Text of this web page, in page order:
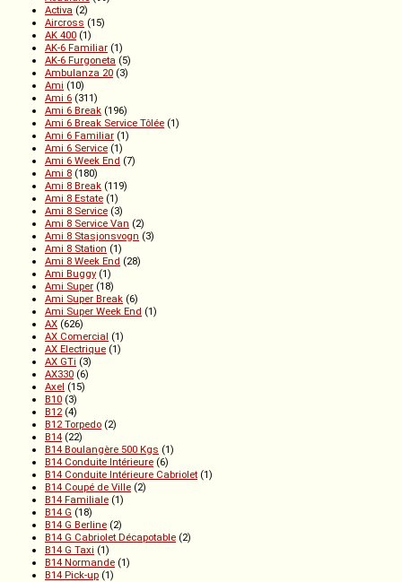
Activa (2)
Aircross (15)
AK 400 (1)
AK-6 Familiar (1)
AK-6 Furgoneta (5)
Ambulanza 20 (3)
Ami (10)
Ami 6 (311)
Ami 6 Break (196)
Ami 6 Break Service Tôlée (1)
Ami 6 Familiar (1)
Ami 6 Service (1)
Ami 6 Week End (7)
Ami 8 (180)
Ami 8 Break (119)
Ami 8 Estate (1)
Ami 8 Service (3)
Ami 8 Service Van (2)
Ami 8 Stasjonsvogn (3)
Ami 8 Station (1)
Ami 8 Week End (28)
Ami Buggy (1)
Ami Super (18)
Ami Super Break (6)
Ami Super Week End (1)
AX (626)
AX Comercial (1)
AX Electrique (1)
AX GTi (3)
AX330 (6)
Axel (15)
B10 (3)
B12 (4)
B12 Torpedo (2)
B14 (22)
B14 Boulangère 500 Kgs (1)
B14 Conduite Intérieure (6)
B14 Conduite Intérieure Cabriolet (1)
B14 Coupé de Ville (2)
B14 Familiale (1)
B14 G (18)
B14 G Berline (2)
B14 G Cabriolet Décapotable (2)
B14 G Taxi (1)
B14 Normande (1)
B14 Pick-up (1)